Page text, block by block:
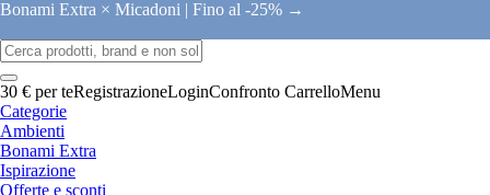
Bonami Extra × Micadoni | Fino al -25% →
30 € per teRegistrazioneLoginConfronto CarrelloMenu
Categorie
Ambienti
Bonami Extra
Ispirazione
Offerte e sconti